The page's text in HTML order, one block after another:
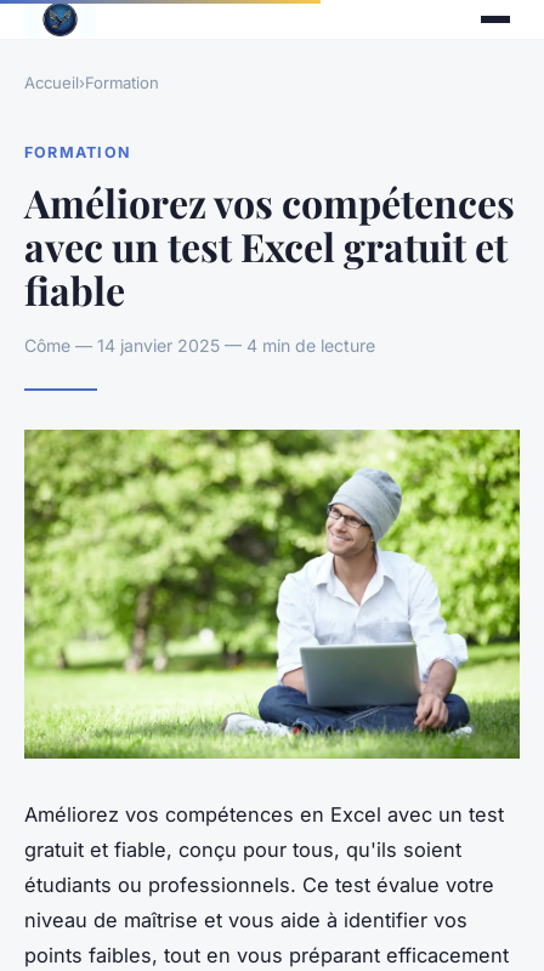
Accueil›Formation
FORMATION
Améliorez vos compétences
avec un test Excel gratuit et
fiable
Côme — 14 janvier 2025 — 4 min de lecture
Améliorez vos compétences en Excel avec un test
gratuit et fiable, conçu pour tous, qu'ils soient
étudiants ou professionnels. Ce test évalue votre
niveau de maîtrise et vous aide à identifier vos
points faibles, tout en vous préparant efficacement